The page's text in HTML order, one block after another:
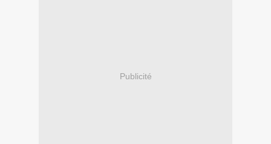
Publicité